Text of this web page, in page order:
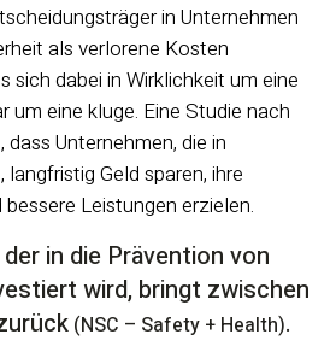
in Unternehmen
als verlorene Kosten
sich dabei in Wirklichkeit um eine
eine kluge. Eine Studie nach
Unternehmen, die in
Geld sparen, ihre
Leistungen erzielen.
in die Prävention von
wird, bringt zwischen
(NSC – Safety + Health).